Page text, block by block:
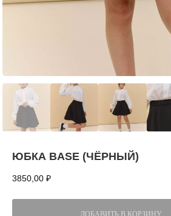
ЮБКА BASE (ЧЁРНЫЙ)
3850,00 ₽
ДОБАВИТЬ В КОРЗИНУ